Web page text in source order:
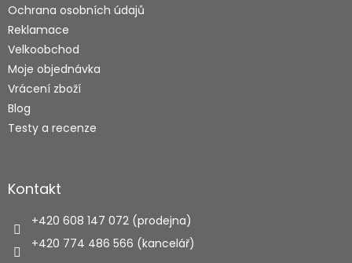
Ochrana osobních údajů
Reklamace
Velkoobchod
Moje objednávka
Vrácení zboží
Blog
Testy a recenze
Kontakt
+420 608 147 072 (prodejna)
+420 774 486 566 (kancelář)